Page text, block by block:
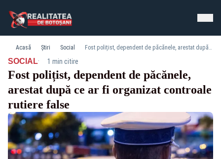
Acasă Știri Social Fost polițist, dependent de păcănele, arestat după ce ar fi organizat controale rutiere false
SOCIAL· 1 min citire
Fost polițist, dependent de păcănele,
arestat după ce ar fi organizat controale
rutiere false